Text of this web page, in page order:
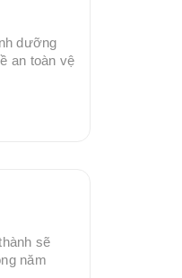
dưỡng
an toàn vệ
sẽ
năm